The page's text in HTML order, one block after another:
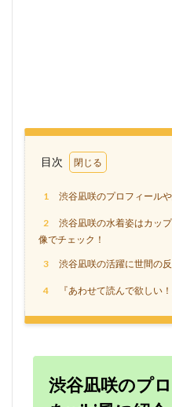
目次
1 渋谷凪咲のプロフィール
2
渋谷凪咲の水着姿はカッ
像でチェック！
3 渋谷凪咲の活躍に世間の
4 『あわせて読んで欲しい
渋谷凪咲のプ